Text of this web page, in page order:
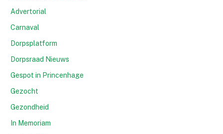
Advertorial
Carnaval
Dorpsplatform
Dorpsraad Nieuws
Gespot in Princenhage
Gezocht
Gezondheid
In Memoriam